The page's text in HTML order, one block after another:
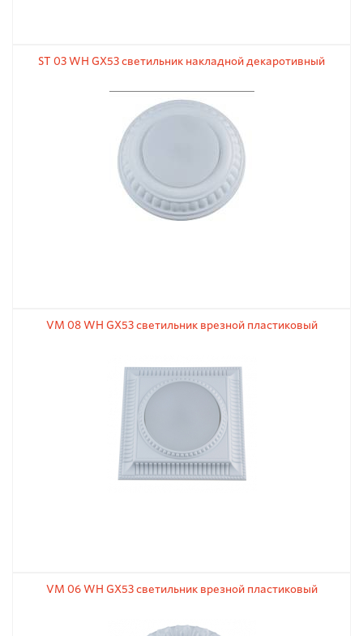
ST 03 WH GX53 светильник накладной декаротивный
VM 08 WH GX53 светильник врезной пластиковый
VM 06 WH GX53 светильник врезной пластиковый